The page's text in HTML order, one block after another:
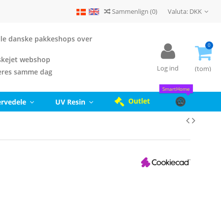
Sammenlign (0) Valuta:DKK
danske pakkeshops over
webshop
samme dag
Log ind
0
(tom)
UV Resin Outlet
SmartHome